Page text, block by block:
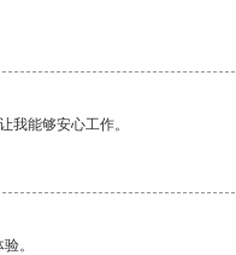
我能够安心工作。
。